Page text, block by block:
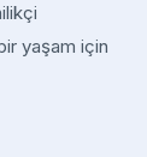
yaşam için